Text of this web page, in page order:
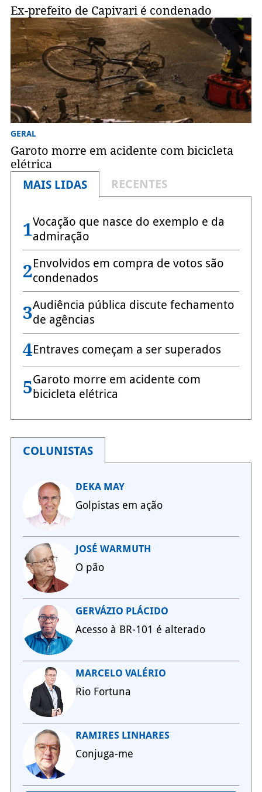
Ex-prefeito de Capivari é condenado
GERAL
Garoto morre em acidente com bicicleta
elétrica
MAIS LIDAS
RECENTES
1Vocação que nasce do exemplo e da
admiração
2Envolvidos em compra de votos são
condenados
3Audiência pública discute fechamento
de agências
4Entraves começam a ser superados
5Garoto morre em acidente com
bicicleta elétrica
COLUNISTAS
DEKA MAY
Golpistas em ação
JOSÉ WARMUTH
O pão
GERVÁZIO PLÁCIDO
Acesso à BR-101 é alterado
MARCELO VALÉRIO
Rio Fortuna
RAMIRES LINHARES
Conjuga-me